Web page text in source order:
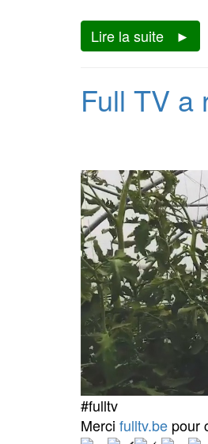
Lire la suite
Full TV a
#fulltv
Merci fulltv.be pour